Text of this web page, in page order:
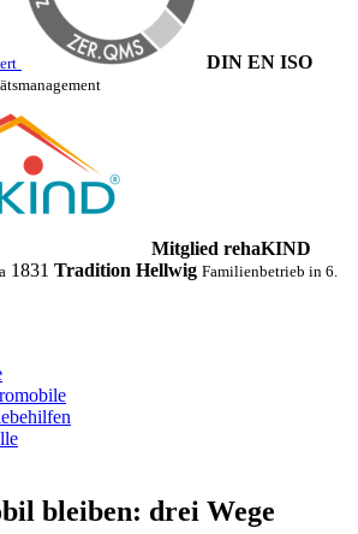
DIN EN ISO
Mitglied rehaKIND
1831 Tradition Hellwig Familienbetrieb in 6.
bleiben: drei Wege